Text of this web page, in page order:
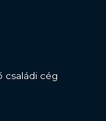
családi cég